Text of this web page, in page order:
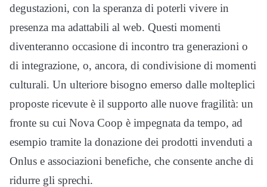
degustazioni, con la speranza di poterli vivere in
presenza ma adattabili al web. Questi momenti
diventeranno occasione di incontro tra generazioni o
di integrazione, o, ancora, di condivisione di momenti
culturali. Un ulteriore bisogno emerso dalle molteplici
proposte ricevute è il supporto alle nuove fragilità: un
fronte su cui Nova Coop è impegnata da tempo, ad
esempio tramite la donazione dei prodotti invenduti a
Onlus e associazioni benefiche, che consente anche di
ridurre gli sprechi.